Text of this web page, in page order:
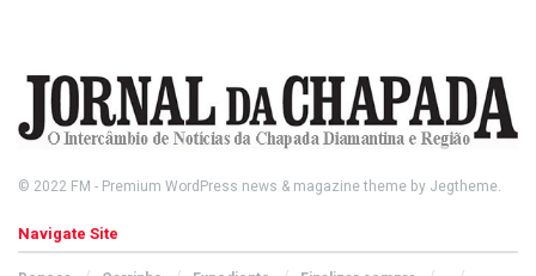
© 2022 FM - Premium WordPress news & magazine theme by Jegtheme.
Navigate Site